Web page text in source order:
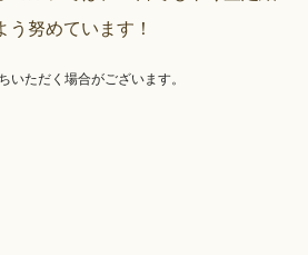
努めています！
ただく場合がございます。